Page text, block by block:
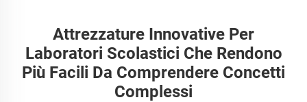
Attrezzature Innovative Per
Laboratori Scolastici Che Rendono
Più Facili Da Comprendere Concetti
Complessi